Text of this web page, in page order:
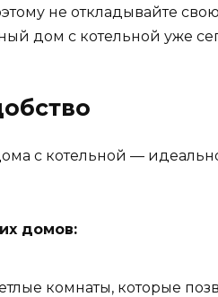
не откладывайте
дом с котельной уже
с котельной —
домов:
комнаты, которые